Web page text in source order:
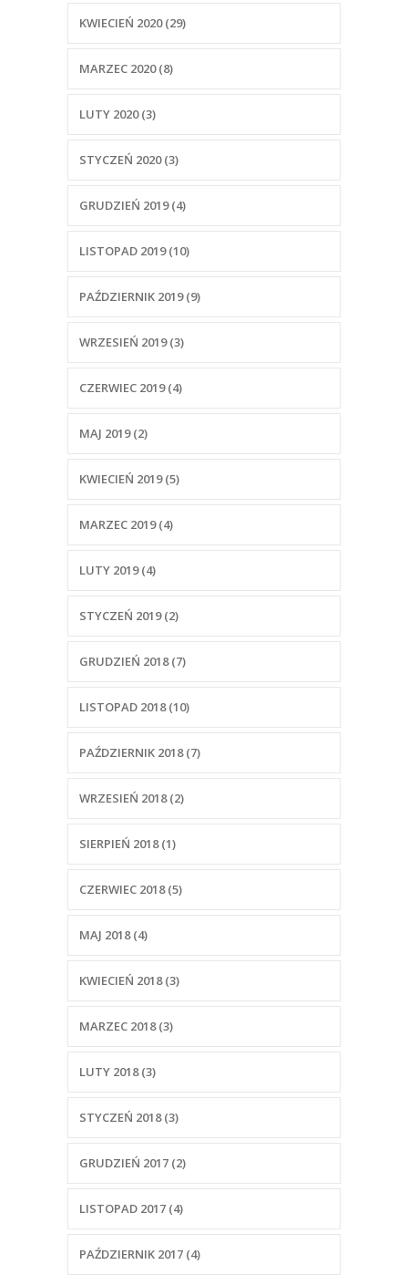
KWIECIEŃ 2020 (29)
MARZEC 2020 (8)
LUTY 2020 (3)
STYCZEŃ 2020 (3)
GRUDZIEŃ 2019 (4)
LISTOPAD 2019 (10)
PAŹDZIERNIK 2019 (9)
WRZESIEŃ 2019 (3)
CZERWIEC 2019 (4)
MAJ 2019 (2)
KWIECIEŃ 2019 (5)
MARZEC 2019 (4)
LUTY 2019 (4)
STYCZEŃ 2019 (2)
GRUDZIEŃ 2018 (7)
LISTOPAD 2018 (10)
PAŹDZIERNIK 2018 (7)
WRZESIEŃ 2018 (2)
SIERPIEŃ 2018 (1)
CZERWIEC 2018 (5)
MAJ 2018 (4)
KWIECIEŃ 2018 (3)
MARZEC 2018 (3)
LUTY 2018 (3)
STYCZEŃ 2018 (3)
GRUDZIEŃ 2017 (2)
LISTOPAD 2017 (4)
PAŹDZIERNIK 2017 (4)